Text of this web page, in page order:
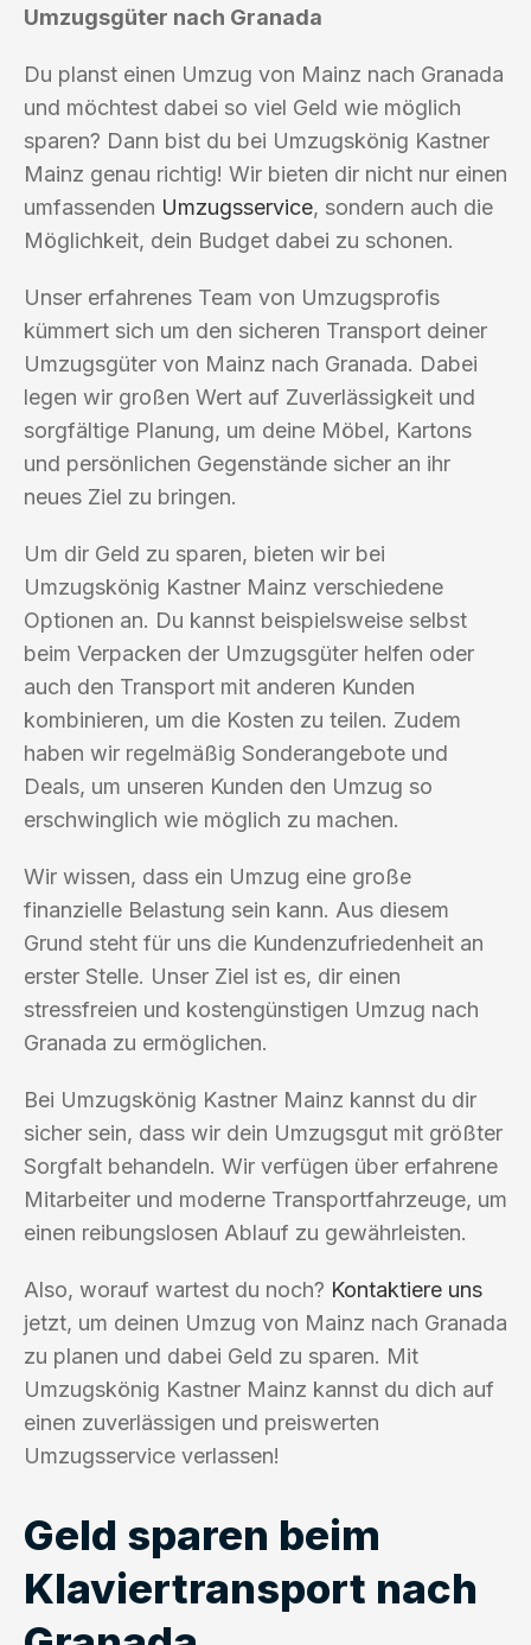
Umzugsgüter nach Granada
Du planst einen Umzug von Mainz nach Granada
und möchtest dabei so viel Geld wie möglich
sparen? Dann bist du bei Umzugskönig Kastner
Mainz genau richtig! Wir bieten dir nicht nur einen
umfassenden Umzugsservice, sondern auch die
Möglichkeit, dein Budget dabei zu schonen.
Unser erfahrenes Team von Umzugsprofis
kümmert sich um den sicheren Transport deiner
Umzugsgüter von Mainz nach Granada. Dabei
legen wir großen Wert auf Zuverlässigkeit und
sorgfältige Planung, um deine Möbel, Kartons
und persönlichen Gegenstände sicher an ihr
neues Ziel zu bringen.
Um dir Geld zu sparen, bieten wir bei
Umzugskönig Kastner Mainz verschiedene
Optionen an. Du kannst beispielsweise selbst
beim Verpacken der Umzugsgüter helfen oder
auch den Transport mit anderen Kunden
kombinieren, um die Kosten zu teilen. Zudem
haben wir regelmäßig Sonderangebote und
Deals, um unseren Kunden den Umzug so
erschwinglich wie möglich zu machen.
Wir wissen, dass ein Umzug eine große
finanzielle Belastung sein kann. Aus diesem
Grund steht für uns die Kundenzufriedenheit an
erster Stelle. Unser Ziel ist es, dir einen
stressfreien und kostengünstigen Umzug nach
Granada zu ermöglichen.
Bei Umzugskönig Kastner Mainz kannst du dir
sicher sein, dass wir dein Umzugsgut mit größter
Sorgfalt behandeln. Wir verfügen über erfahrene
Mitarbeiter und moderne Transportfahrzeuge, um
einen reibungslosen Ablauf zu gewährleisten.
Also, worauf wartest du noch? Kontaktiere uns
jetzt, um deinen Umzug von Mainz nach Granada
zu planen und dabei Geld zu sparen. Mit
Umzugskönig Kastner Mainz kannst du dich auf
einen zuverlässigen und preiswerten
Umzugsservice verlassen!
Geld sparen beim
Klaviertransport nach